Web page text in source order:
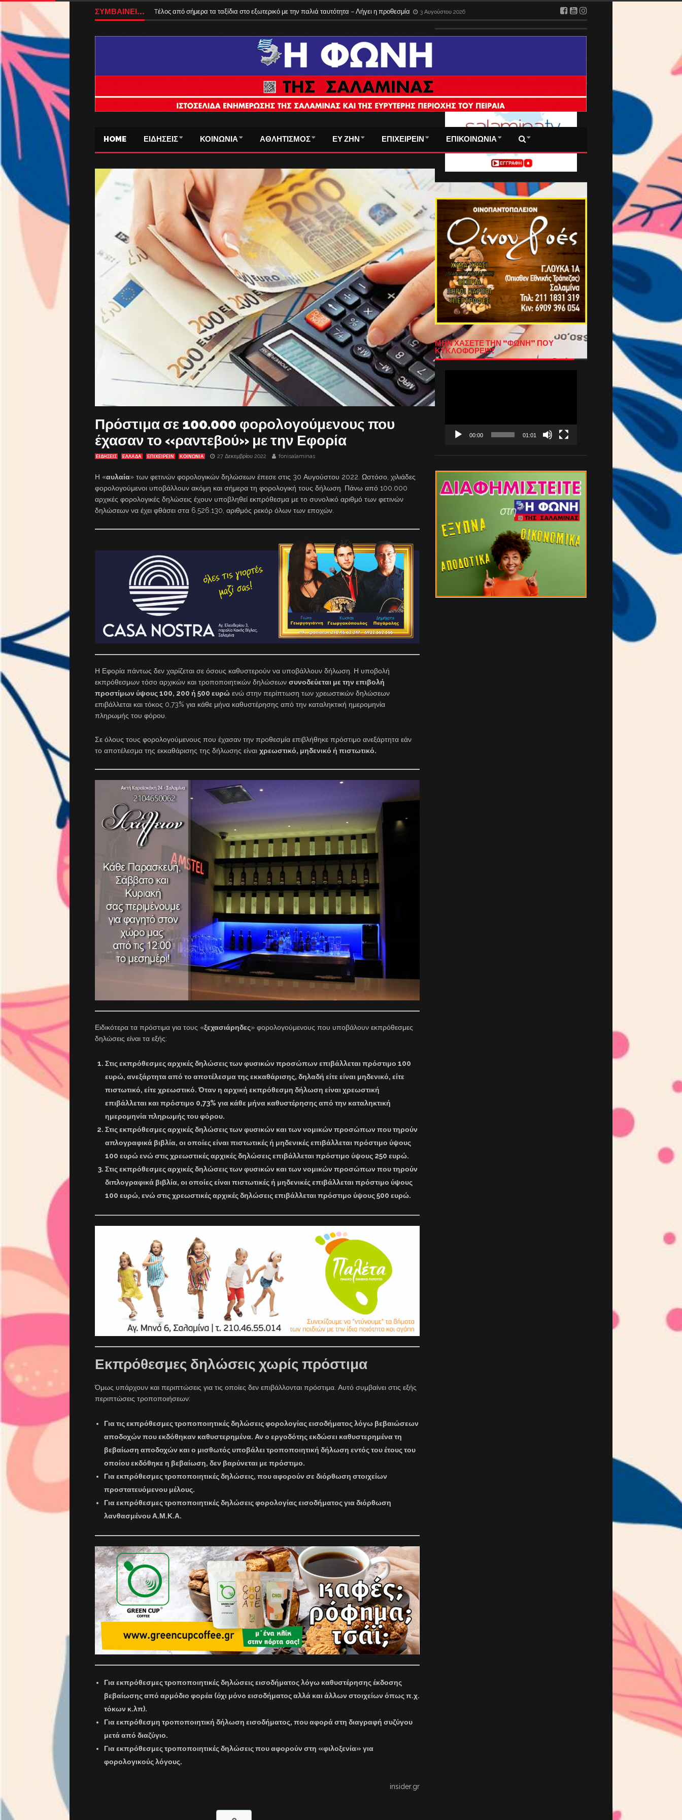
ΣΥΜΒΑΙΝΕΙ... Tέλος από σήμερα τα ταξίδια στο εξωτερικό με την παλιά ταυτότητα – Λήγει η προθεσμία 3 Αυγούστου 2026
HOME ΕΙΔΗΣΕΙΣ ΚΟΙΝΩΝΙΑ ΑΘΛΗΤΙΣΜΟΣ ΕΥ ΖΗΝ ΕΠΙΧΕΙΡΕΙΝ ΕΠΙΚΟΙΝΩΝΙΑ
Πρόστιμα σε 100.000 φορολογούμενους που
έχασαν το «ραντεβού» με την Εφορία
ΕΙΔΗΣΕΙΣ ΕΛΛΑΔΑ ΕΠΙΧΕΙΡΕΙΝ ΚΟΙΝΩΝΙΑ 27 Δεκεμβρίου 2022 fonisalaminas
Η «αυλαία» των φετινών φορολογικών δηλώσεων έπεσε στις 30 Αυγούστου 2022. Ωστόσο, χιλιάδες
φορολογούμενοι υποβάλλουν ακόμη και σήμερα τη φορολογική τους δήλωση. Πάνω από 100.000
αρχικές φορολογικές δηλώσεις έχουν υποβληθεί εκπρόθεσμα με το συνολικό αριθμό των φετινών
δηλώσεων να έχει φθάσει στα 6.526.130, αριθμός ρεκόρ όλων των εποχών.
Η Εφορία πάντως δεν χαρίζεται σε όσους καθυστερούν να υποβάλλουν δήλωση. Η υποβολή
εκπρόθεσμων τόσο αρχικών και τροποποιητικών δηλώσεων συνοδεύεται με την επιβολή
προστίμων ύψους 100, 200 ή 500 ευρώ ενώ στην περίπτωση των χρεωστικών δηλώσεων
επιβάλλεται και τόκος 0,73% για κάθε μήνα καθυστέρησης από την καταληκτική ημερομηνία
πληρωμής του φόρου.
Σε όλους τους φορολογούμενους που έχασαν την προθεσμία επιβλήθηκε πρόστιμο ανεξάρτητα εάν
το αποτέλεσμα της εκκαθάρισης της δήλωσης είναι χρεωστικό, μηδενικό ή πιστωτικό.
Ειδικότερα τα πρόστιμα για τους «ξεχασιάρηδες» φορολογούμενους που υποβάλουν εκπρόθεσμες
δηλώσεις είναι τα εξής:
Στις εκπρόθεσμες αρχικές δηλώσεις των φυσικών προσώπων επιβάλλεται πρόστιμο 100
ευρώ, ανεξάρτητα από το αποτέλεσμα της εκκαθάρισης, δηλαδή είτε είναι μηδενικό, είτε
πιστωτικό, είτε χρεωστικό. Όταν η αρχική εκπρόθεσμη δήλωση είναι χρεωστική
επιβάλλεται και πρόστιμο 0,73% για κάθε μήνα καθυστέρησης από την καταληκτική
ημερομηνία πληρωμής του φόρου.
Στις εκπρόθεσμες αρχικές δηλώσεις των φυσικών και των νομικών προσώπων που τηρούν
απλογραφικά βιβλία, οι οποίες είναι πιστωτικές ή μηδενικές επιβάλλεται πρόστιμο ύψους
100 ευρώ ενώ στις χρεωστικές αρχικές δηλώσεις επιβάλλεται πρόστιμο ύψους 250 ευρώ.
Στις εκπρόθεσμες αρχικές δηλώσεις των φυσικών και των νομικών προσώπων που τηρούν
διπλογραφικά βιβλία, οι οποίες είναι πιστωτικές ή μηδενικές επιβάλλεται πρόστιμο ύψους
100 ευρώ, ενώ στις χρεωστικές αρχικές δηλώσεις επιβάλλεται πρόστιμο ύψους 500 ευρώ.
Εκπρόθεσμες δηλώσεις χωρίς πρόστιμα
Όμως υπάρχουν και περιπτώσεις για τις οποίες δεν επιβάλλονται πρόστιμα. Αυτό συμβαίνει στις εξής
περιπτώσεις τροποποιήσεων:
Για τις εκπρόθεσμες τροποποιητικές δηλώσεις φορολογίας εισοδήματος λόγω βεβαιώσεων
αποδοχών που εκδόθηκαν καθυστερημένα. Αν ο εργοδότης εκδώσει καθυστερημένα τη
βεβαίωση αποδοχών και ο μισθωτός υποβάλει τροποποιητική δήλωση εντός του έτους του
οποίου εκδόθηκε η βεβαίωση, δεν βαρύνεται με πρόστιμο.
Για εκπρόθεσμες τροποποιητικές δηλώσεις, που αφορούν σε διόρθωση στοιχείων
προστατευόμενου μέλους.
Για εκπρόθεσμες τροποποιητικές δηλώσεις φορολογίας εισοδήματος για διόρθωση
λανθασμένου Α.Μ.Κ.Α.
Για εκπρόθεσμες τροποποιητικές δηλώσεις εισοδήματος λόγω καθυστέρησης έκδοσης
βεβαίωσης από αρμόδιο φορέα (όχι μόνο εισοδήματος αλλά και άλλων στοιχείων όπως π.χ.
τόκων κ.λπ).
Για εκπρόθεσμη τροποποιητική δήλωση εισοδήματος, που αφορά στη διαγραφή συζύγου
μετά από διαζύγιο.
Για εκπρόθεσμες τροποποιητικές δηλώσεις που αφορούν στη «φιλοξενία» για
φορολογικούς λόγους.
insider.gr
ΜΗΝ ΧΑΣΕΤΕ ΤΗΝ “ΦΩΝΗ” ΠΟΥ
ΚΥΚΛΟΦΟΡΕΙ!!!
00:00 01:01